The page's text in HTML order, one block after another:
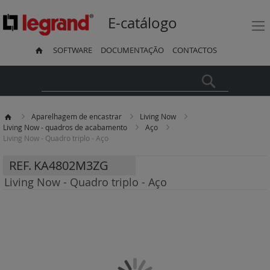
E-catálogo
SOFTWARE DOCUMENTAÇÃO CONTACTOS
Aparelhagem de encastrar
Living Now
Living Now - quadros de acabamento
Aço
Living Now - Quadro triplo - Aço
REF. KA4802M3ZG
Living Now - Quadro triplo - Aço